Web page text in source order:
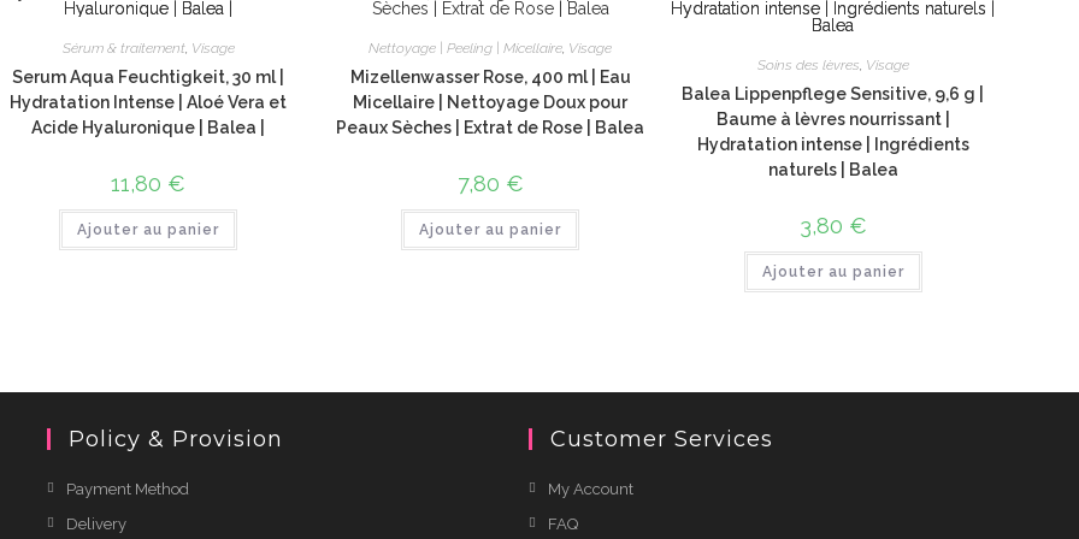
Sérum & traitement, Visage
Serum Aqua Feuchtigkeit, 30 ml |
Hydratation Intense | Aloé Vera et
Acide Hyaluronique | Balea |
11,80 €
Ajouter au panier
Nettoyage | Peeling | Micellaire, Visage
Mizellenwasser Rose, 400 ml | Eau
Micellaire | Nettoyage Doux pour
Peaux Sèches | Extrat de Rose | Balea
7,80 €
Ajouter au panier
Soins des lèvres, Visage
Balea Lippenpflege Sensitive, 9,6 g |
Baume à lèvres nourrissant |
Hydratation intense | Ingrédients
naturels | Balea
3,80 €
Ajouter au panier
Policy & Provision
Payment Method
Delivery
Customer Services
My Account
FAQ